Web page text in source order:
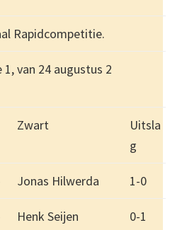
Rapidcompetitie.
van 24 augustus 2
Zwart
Uitsla
g
Jonas Hilwerda 1-0
Henk Seijen 0-1